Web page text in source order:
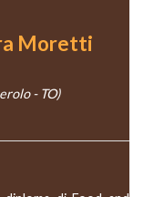
Moretti
- TO)